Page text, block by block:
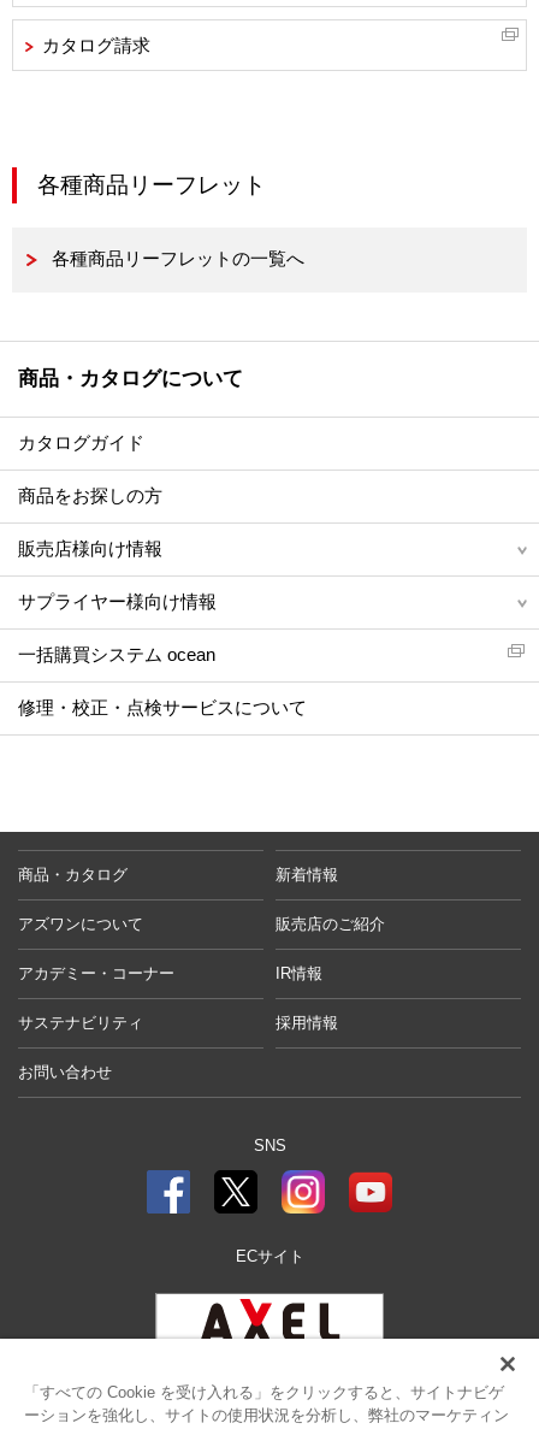
カタログ請求
各種商品リーフレット
各種商品リーフレットの一覧へ
商品・カタログについて
カタログガイド
商品をお探しの方
販売店様向け情報
サプライヤー様向け情報
一括購買システム ocean
修理・校正・点検サービスについて
商品・カタログ 新着情報
アズワンについて 販売店のご紹介
アカデミー・コーナー IR情報
サステナビリティ 採用情報
お問い合わせ
SNS
ECサイト
「すべての Cookie を受け入れる」をクリックすると、サイトナビゲ
ーションを強化し、サイトの使用状況を分析し、弊社のマーケティン